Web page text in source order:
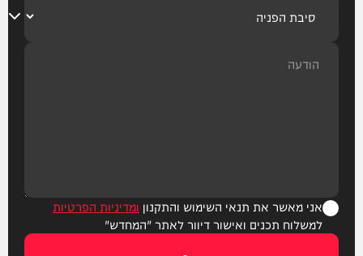
אני מאשר את תנאי השימוש והתקנון ומדיניות הפרטיות
למשלוח תכנים ואישור דיוור לאתר "המחדש"